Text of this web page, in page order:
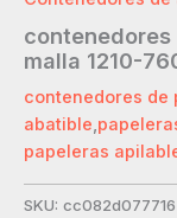
malla 1210-
contenedores de
abatible,
papeleras
SKU: cc082d077716